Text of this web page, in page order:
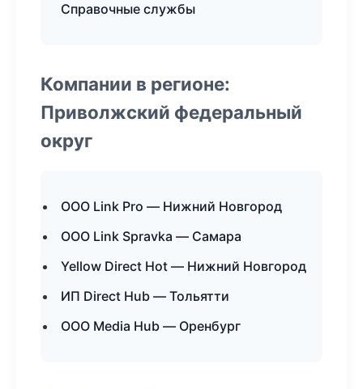
Справочные службы
Компании в регионе:
Приволжский федеральный
округ
ООО Link Pro — Нижний Новгород
ООО Link Spravka — Самара
Yellow Direct Hot — Нижний Новгород
ИП Direct Hub — Тольятти
ООО Media Hub — Оренбург